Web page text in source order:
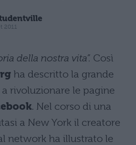
2011
della nostra vita”. Così
ha descritto la grande
rivoluzionare le pagine
. Nel corso di una
a New York il creatore
network ha illustrato le